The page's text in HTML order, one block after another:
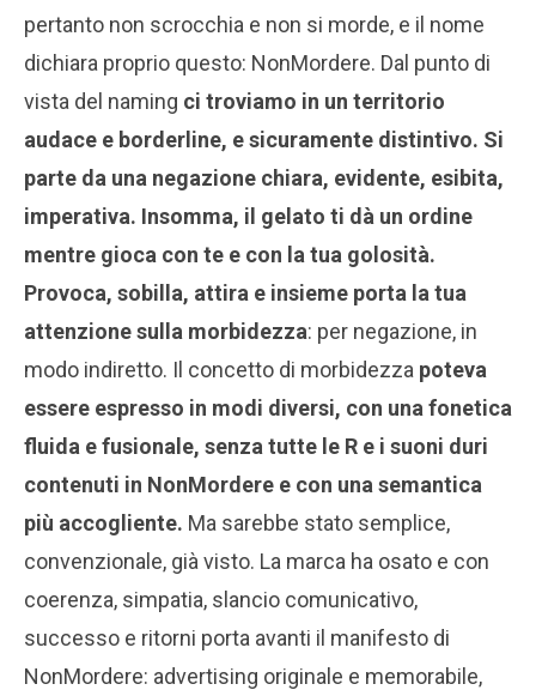
pertanto non scrocchia e non si morde, e il nome
dichiara proprio questo: NonMordere. Dal punto di
vista del naming ci troviamo in un territorio
audace e borderline, e sicuramente distintivo. Si
parte da una negazione chiara, evidente, esibita,
imperativa. Insomma, il gelato ti dà un ordine
mentre gioca con te e con la tua golosità.
Provoca, sobilla, attira e insieme porta la tua
attenzione sulla morbidezza: per negazione, in
modo indiretto. Il concetto di morbidezza poteva
essere espresso in modi diversi, con una fonetica
fluida e fusionale, senza tutte le R e i suoni duri
contenuti in NonMordere e con una semantica
più accogliente. Ma sarebbe stato semplice,
convenzionale, già visto. La marca ha osato e con
coerenza, simpatia, slancio comunicativo,
successo e ritorni porta avanti il manifesto di
NonMordere: advertising originale e memorabile,